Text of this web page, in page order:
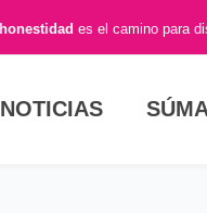
honestidad es el camino para
NOTICIAS